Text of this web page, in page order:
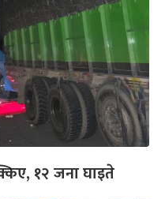
१२ जना घाइते